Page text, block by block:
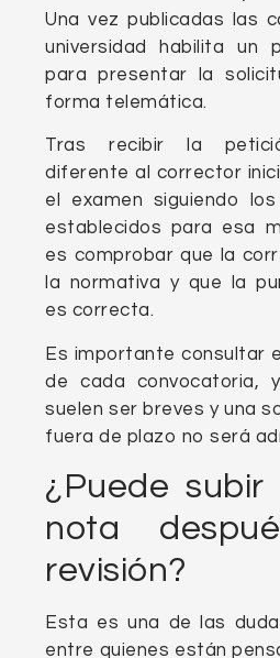
Una vez publicadas las
universidad habilita un
para presentar la
forma telemática.
Tras recibir la
diferente al corrector
el examen siguiendo
establecidos para esa
es comprobar que la
la normativa y que la
es correcta.
Es importante consultar
de cada convocatoria,
suelen ser breves y una
fuera de plazo no será
¿Puede
nota
revisión?
Esta es una de las
entre quienes están